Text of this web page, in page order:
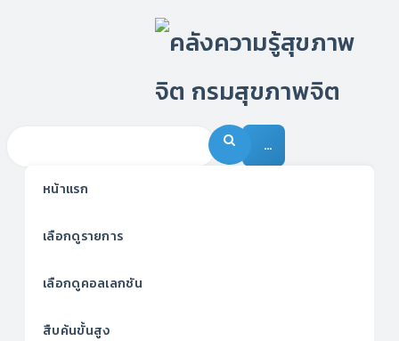
…
หน้าแรก
เลือกดูรายการ
เลือกดูคอลเลกชัน
สืบค้นขั้นสูง